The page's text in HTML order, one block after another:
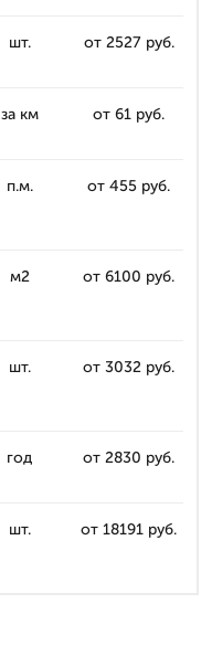
шт. от 2527 руб.
за км от 61 руб.
п.м. от 455 руб.
м2 от 6100 руб.
шт. от 3032 руб.
год от 2830 руб.
шт. от 18191 руб.